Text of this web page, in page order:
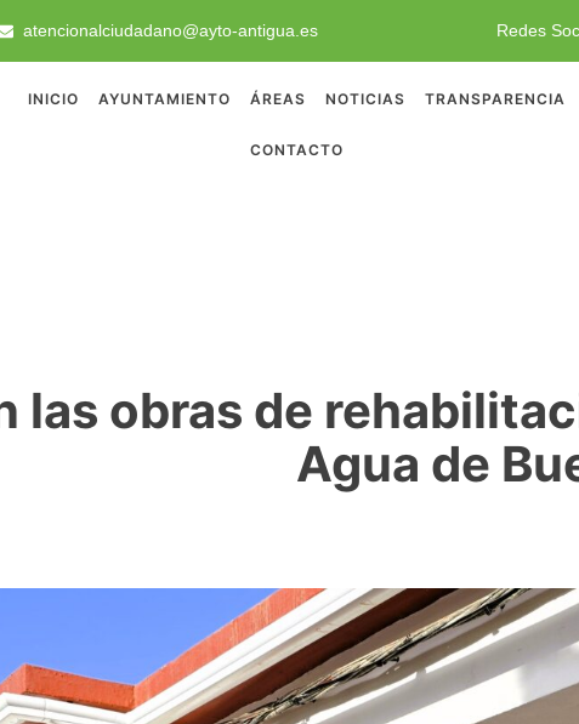
atencionalciudadano@ayto-antigua.es Redes
INICIO AYUNTAMIENTO ÁREAS NOTICIAS TRANSPARENCIA
CONTACTO
las obras de
Agua de